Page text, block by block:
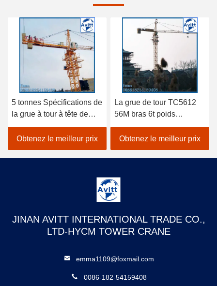
5 tonnes Spécifications de
la grue à tour à tête de
chat pour les projets de
construction civile
Obtenez le meilleur prix
La grue de tour TC5612
56M bras 6t poids
équipement de
construction de bâtiment
Obtenez le meilleur prix
JINAN AVITT INTERNATIONAL TRADE CO.,
LTD-HYCM TOWER CRANE
emma1109@foxmail.com
0086-182-54159408